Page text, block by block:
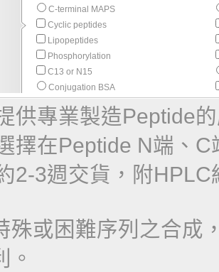
C-terminal MAPS
Cyclic peptides
Lipopeptides
Phosphorylation
C13 or N15
Conjugation BSA
供專業製造Peptide
擇在Peptide N端、
2-3週交貨，附
殊或困難序列之合成
。